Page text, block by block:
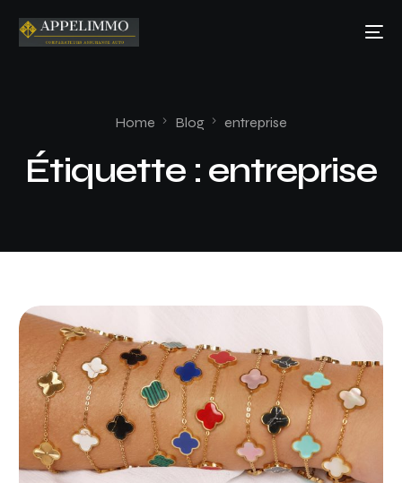
Home Blog entreprise
Étiquette : entreprise